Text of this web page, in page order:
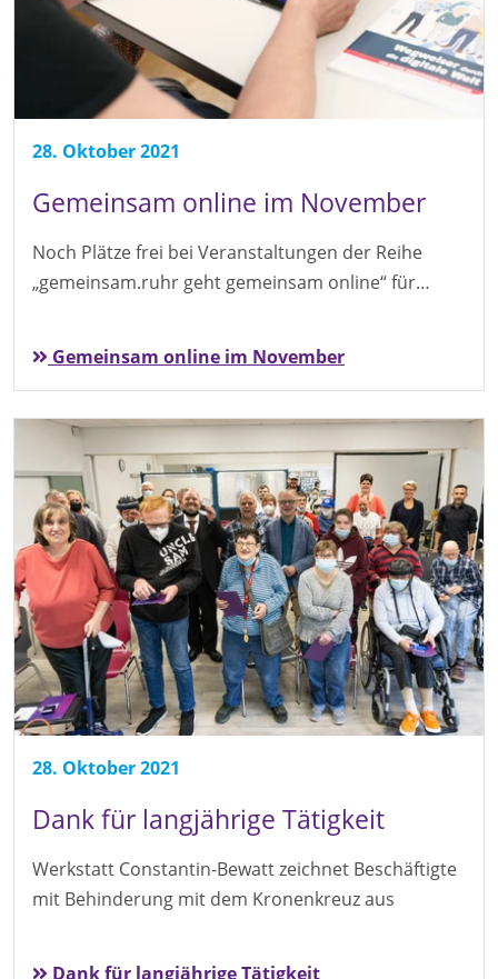
28. Oktober 2021
Gemeinsam online im November
Noch Plätze frei bei Veranstaltungen der Reihe
„gemeinsam.ruhr geht gemeinsam online“ für…
Gemeinsam online im November
28. Oktober 2021
Dank für langjährige Tätigkeit
Werkstatt Constantin-Bewatt zeichnet Beschäftigte
mit Behinderung mit dem Kronenkreuz aus
Dank für langjährige Tätigkeit